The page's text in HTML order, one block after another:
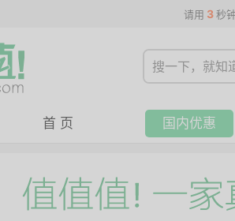
请用 3 秒
首 页 国内优惠